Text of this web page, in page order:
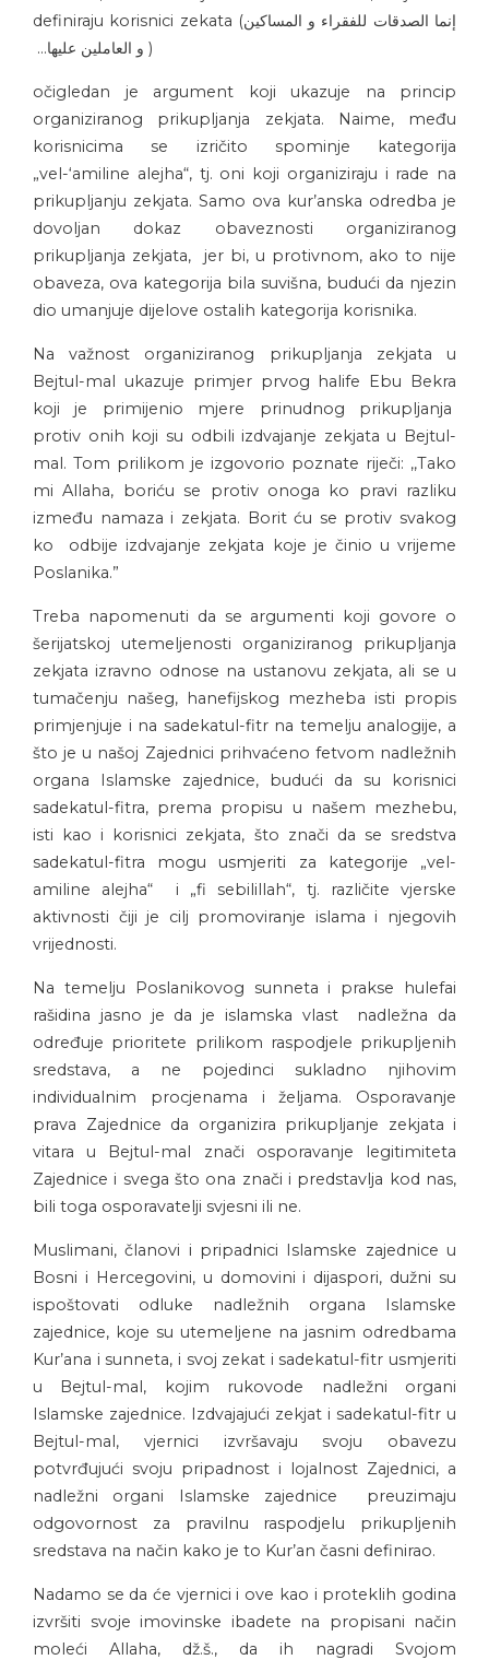
definiraju korisnici zekata (إنما الصدقات للفقراء و المساكين
و العاملين عليها… )
očigledan je argument koji ukazuje na princip
organiziranog prikupljanja zekjata. Naime, među
korisnicima se izričito spominje kategorija
„vel-‘amiline alejha“, tj. oni koji organiziraju i rade na
prikupljanju zekjata. Samo ova kur’anska odredba je
dovoljan dokaz obaveznosti organiziranog
prikupljanja zekjata, jer bi, u protivnom, ako to nije
obaveza, ova kategorija bila suvišna, budući da njezin
dio umanjuje dijelove ostalih kategorija korisnika.
Na važnost organiziranog prikupljanja zekjata u
Bejtul-mal ukazuje primjer prvog halife Ebu Bekra
koji je primijenio mjere prinudnog prikupljanja
protiv onih koji su odbili izdvajanje zekjata u Bejtul-
mal. Tom prilikom je izgovorio poznate riječi: ,,Tako
mi Allaha, boriću se protiv onoga ko pravi razliku
između namaza i zekjata. Borit ću se protiv svakog
ko odbije izdvajanje zekjata koje je činio u vrijeme
Poslanika.”
Treba napomenuti da se argumenti koji govore o
šerijatskoj utemeljenosti organiziranog prikupljanja
zekjata izravno odnose na ustanovu zekjata, ali se u
tumačenju našeg, hanefijskog mezheba isti propis
primjenjuje i na sadekatul-fitr na temelju analogije, a
što je u našoj Zajednici prihvaćeno fetvom nadležnih
organa Islamske zajednice, budući da su korisnici
sadekatul-fitra, prema propisu u našem mezhebu,
isti kao i korisnici zekjata, što znači da se sredstva
sadekatul-fitra mogu usmjeriti za kategorije „vel-
amiline alejha“ i „fi sebilillah“, tj. različite vjerske
aktivnosti čiji je cilj promoviranje islama i njegovih
vrijednosti.
Na temelju Poslanikovog sunneta i prakse hulefai
rašidina jasno je da je islamska vlast nadležna da
određuje prioritete prilikom raspodjele prikupljenih
sredstava, a ne pojedinci sukladno njihovim
individualnim procjenama i željama. Osporavanje
prava Zajednice da organizira prikupljanje zekjata i
vitara u Bejtul-mal znači osporavanje legitimiteta
Zajednice i svega što ona znači i predstavlja kod nas,
bili toga osporavatelji svjesni ili ne.
Muslimani, članovi i pripadnici Islamske zajednice u
Bosni i Hercegovini, u domovini i dijaspori, dužni su
ispoštovati odluke nadležnih organa Islamske
zajednice, koje su utemeljene na jasnim odredbama
Kur’ana i sunneta, i svoj zekat i sadekatul-fitr usmjeriti
u Bejtul-mal, kojim rukovode nadležni organi
Islamske zajednice. Izdvajajući zekjat i sadekatul-fitr u
Bejtul-mal, vjernici izvršavaju svoju obavezu
potvrđujući svoju pripadnost i lojalnost Zajednici, a
nadležni organi Islamske zajednice preuzimaju
odgovornost za pravilnu raspodjelu prikupljenih
sredstava na način kako je to Kur’an časni definirao.
Nadamo se da će vjernici i ove kao i proteklih godina
izvršiti svoje imovinske ibadete na propisani način
moleći Allaha, dž.š., da ih nagradi Svojom